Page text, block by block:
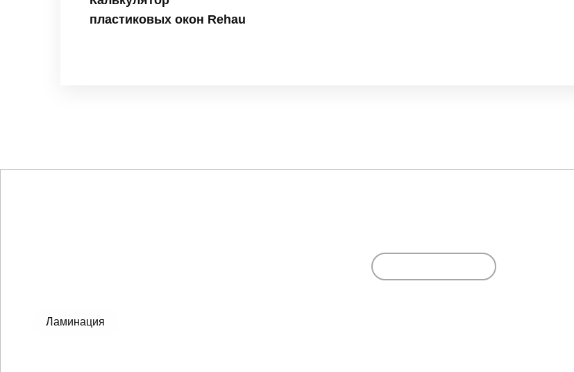
пластиковых окон Rehau
Ламинация